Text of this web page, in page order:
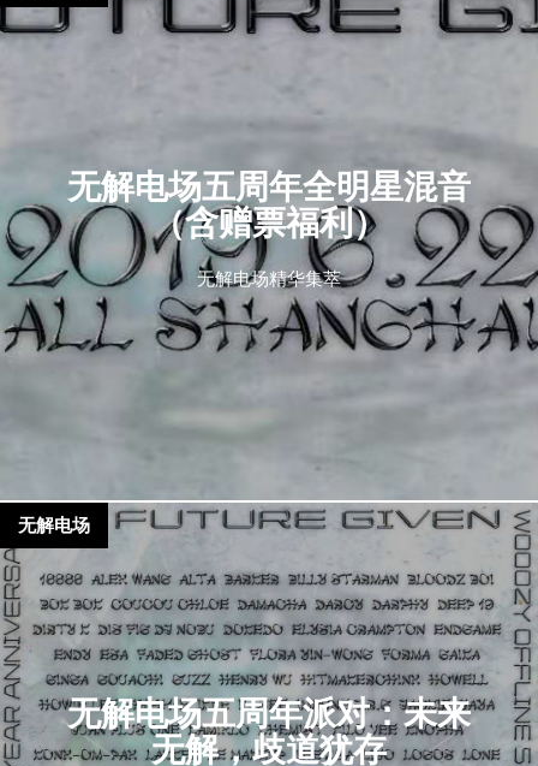
无解电场五周年全明星混音
（含赠票福利）
无解电场精华集萃
无解电场五周年派对：未来
无解，歧道犹存
无解电场